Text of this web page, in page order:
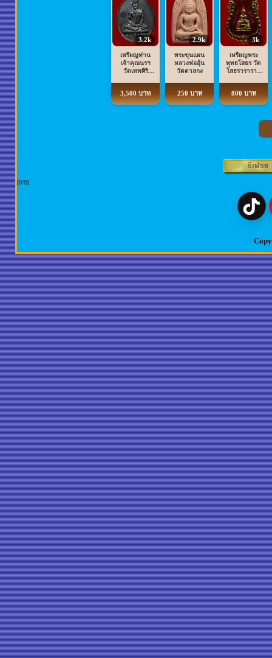
3.2k
เหรียญท่าน
เจ้าคุณนรฯ
วัดเทพศิริ
3,500 บาท
2.9k
พระขุนแผน
หลวงพ่ออุ้น
วัดตาลกง
250 บาท
3k
เหรียญพระ
พุทธโสธร วัด
โสธรวราราม
800 บาท
[0/0]